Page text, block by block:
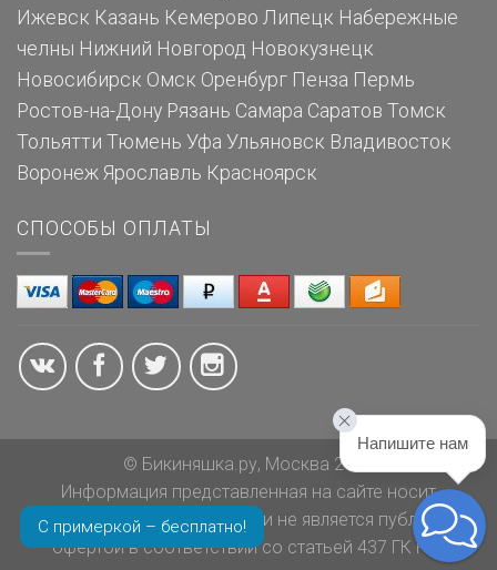
Ижевск Казань Кемерово Липецк Набережные
челны Нижний Новгород Новокузнецк
Новосибирск Омск Оренбург Пенза Пермь
Ростов-на-Дону Рязань Самара Саратов Томск
Тольятти Тюмень Уфа Ульяновск Владивосток
Воронеж Ярославль Красноярск
СПОСОБЫ ОПЛАТЫ
С примеркой – бесплатно!
© Бикиняшка.ру, Москва 2026
Информация представленная на сайте носит
ознакомительный характер и не является публичной
офертой в соответствии со статьей 437 ГК РФ.
Напишите нам